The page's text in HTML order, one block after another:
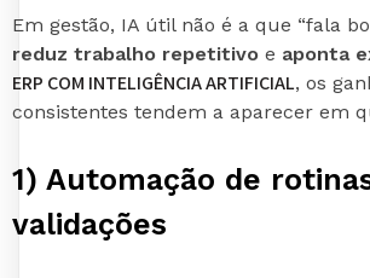
Em gestão, IA útil não é a que “fala
reduz trabalho repetitivo e aponta
ERP COM INTELIGÊNCIA ARTIFICIAL, os
consistentes tendem a aparecer em
1) Automação de
validações